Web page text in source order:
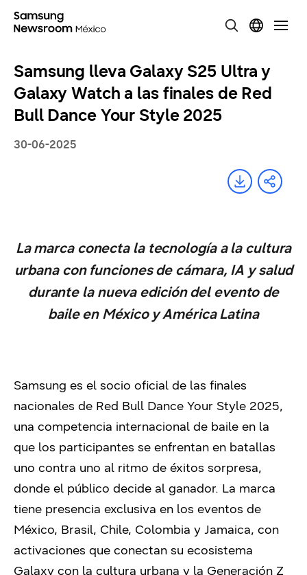
Samsung lleva Galaxy S25 Ultra y
Galaxy Watch a las finales de Red
Bull Dance Your Style 2025
30-06-2025
La marca conecta la tecnología a la cultura
urbana con funciones de cámara, IA y salud
durante la nueva edición del evento de
baile en México y América Latina
Samsung es el socio oficial de las finales
nacionales de Red Bull Dance Your Style 2025,
una competencia internacional de baile en la
que los participantes se enfrentan en batallas
uno contra uno al ritmo de éxitos sorpresa,
donde el público decide al ganador. La marca
tiene presencia exclusiva en los eventos de
México, Brasil, Chile, Colombia y Jamaica, con
activaciones que conectan su ecosistema
Galaxy con la cultura urbana y la Generación Z